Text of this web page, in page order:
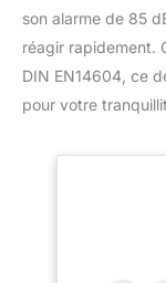
son alarme de 85
réagir rapidement.
DIN EN14604, ce
pour votre